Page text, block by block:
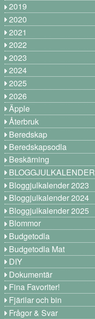
2019
2020
2021
2022
2023
2024
2025
2026
Äpple
Återbruk
Beredskap
Beredskapsodla
Beskärning
BLOGGJULKALENDER
Bloggjulkalender 2023
Bloggjulkalender 2024
Bloggjulkalender 2025
Blommor
Budgetodla
Budgetodla Mat
DIY
Dokumentär
Fina Favoriter!
Fjärilar och bin
Frågor & Svar